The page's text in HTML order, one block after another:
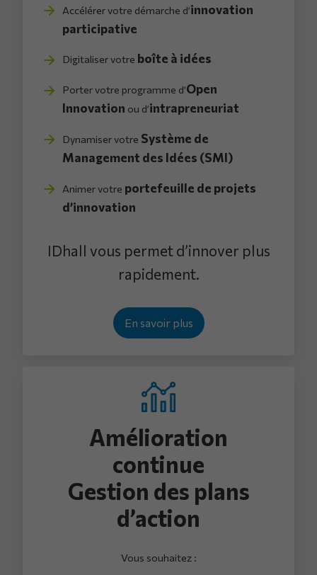
Accélérer votre démarche d’innovation
participative
Digitaliser votre boîte à idées
Porter votre programme d’Open
Innovation ou d’intrapreneuriat
Dynamiser votre Système de
Management des Idées (SMI)
Animer votre portefeuille de projets
d’innovation
IDhall vous permet d’innover plus
rapidement.
En savoir plus
Amélioration
continue
Gestion des plans
d’action
Vous souhaitez :